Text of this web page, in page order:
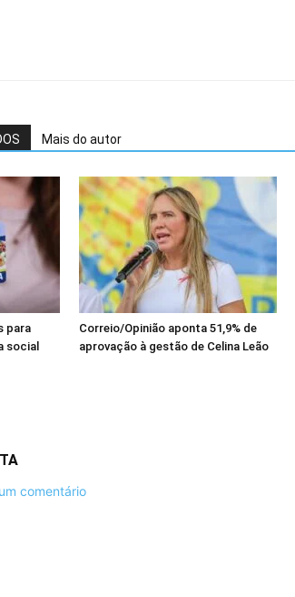
Mais do autor
para
social
Correio/Opinião aponta 51,9% de
aprovação à gestão de Celina Leão
comentário